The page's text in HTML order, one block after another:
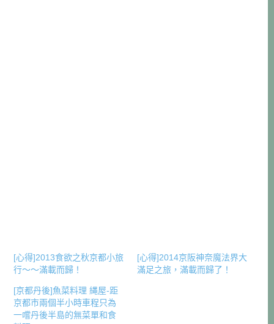
[心得]2013食欲之秋京都小旅
行～～滿載而歸！
[心得]2014京阪神奈魔法界大
滿足之旅，滿載而歸了！
[京都丹後]魚菜料理 縄屋-距
京都市兩個半小時車程只為
一嚐丹後半島的無菜單和食